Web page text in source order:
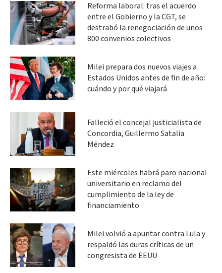
Reforma laboral: tras el acuerdo
entre el Gobierno y la CGT, se
destrabó la renegociación de unos
800 convenios colectivos
Milei prepara dos nuevos viajes a
Estados Unidos antes de fin de año:
cuándo y por qué viajará
Falleció el concejal justicialista de
Concordia, Guillermo Satalia
Méndez
Este miércoles habrá paro nacional
universitario en reclamo del
cumplimiento de la ley de
financiamiento
Milei volvió a apuntar contra Lula y
respaldó las duras críticas de un
congresista de EEUU